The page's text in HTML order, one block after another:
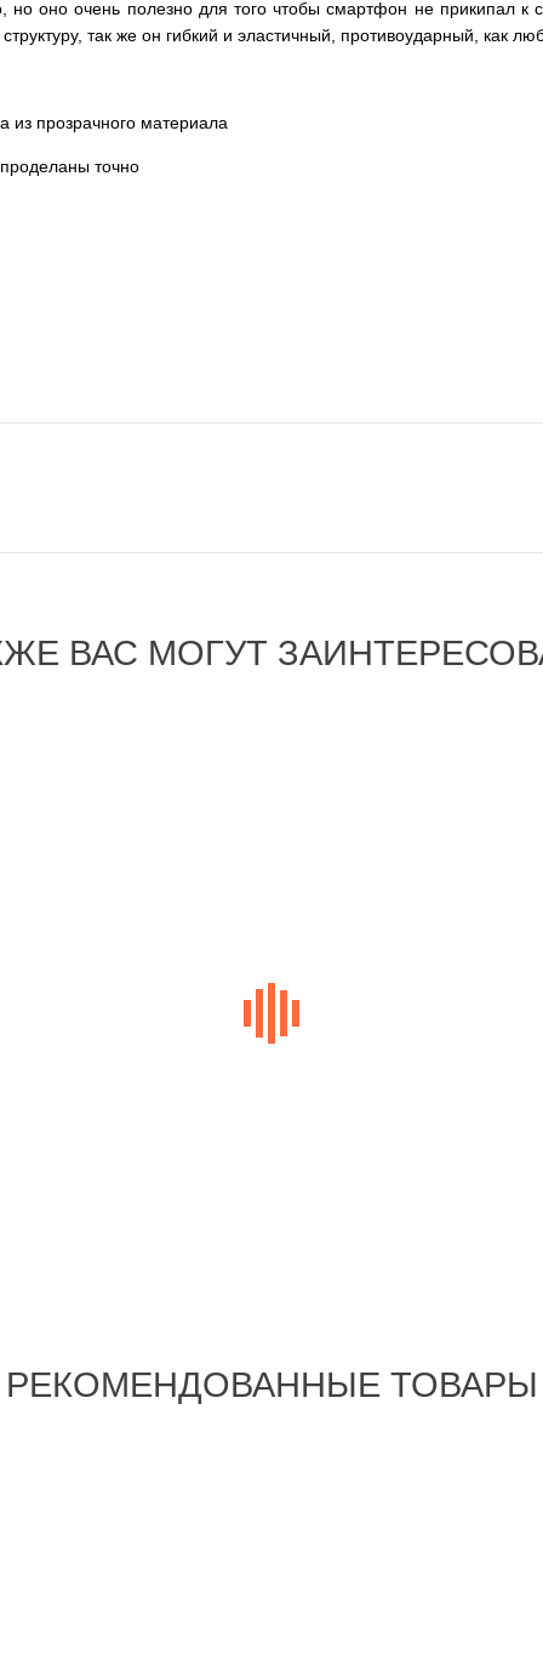
но оно очень полезно для того чтобы смартфон не прикипал к
так же он гибкий и эластичный, противоударный, как
из прозрачного материала
точно
ВАС МОГУТ
РЕКОМЕНДОВАННЫЕ ТОВАРЫ